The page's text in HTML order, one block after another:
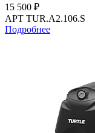
15 500 ₽
АРТ TUR.A2.106.S
Подробнее